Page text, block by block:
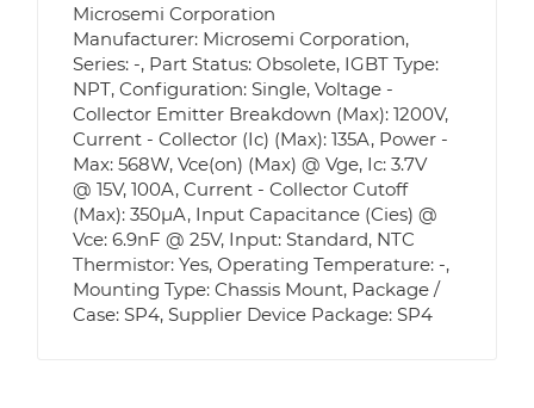
Microsemi Corporation
Manufacturer: Microsemi Corporation,
Series: -, Part Status: Obsolete, IGBT Type:
NPT, Configuration: Single, Voltage -
Collector Emitter Breakdown (Max): 1200V,
Current - Collector (Ic) (Max): 135A, Power -
Max: 568W, Vce(on) (Max) @ Vge, Ic: 3.7V
@ 15V, 100A, Current - Collector Cutoff
(Max): 350µA, Input Capacitance (Cies) @
Vce: 6.9nF @ 25V, Input: Standard, NTC
Thermistor: Yes, Operating Temperature: -,
Mounting Type: Chassis Mount, Package /
Case: SP4, Supplier Device Package: SP4